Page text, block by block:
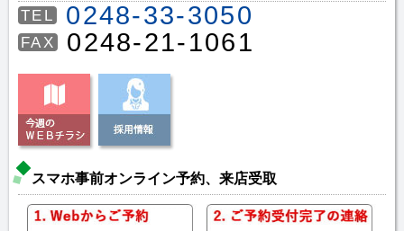
TEL 0248-33-3050
FAX 0248-21-1061
スマホ事前オンライン予約、来店受取